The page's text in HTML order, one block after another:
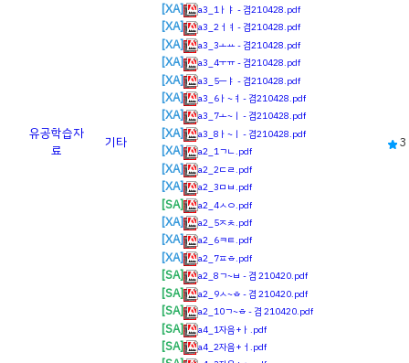
유공학습자
료
기타
[XA] a3_1ㅏㅑ - 겸210428.pdf
[XA] a3_2ㅓㅕ - 겸210428.pdf
[XA] a3_3ㅗㅛ - 겸210428.pdf
[XA] a3_4ㅜㅠ - 겸210428.pdf
[XA] a3_5ㅡㅑ - 겸210428.pdf
[XA] a3_6ㅏ~ㅕ - 겸210428.pdf
[XA] a3_7ㅗ~ㅣ - 겸210428.pdf
[XA] a3_8ㅏ~ㅣ - 겸210428.pdf
[XA] a2_1ㄱㄴ.pdf
[XA] a2_2ㄷㄹ.pdf
[XA] a2_3ㅁㅂ.pdf
[SA] a2_4ㅅㅇ.pdf
[XA] a2_5ㅈㅊ.pdf
[XA] a2_6ㅋㅌ.pdf
[XA] a2_7ㅍㅎ.pdf
[SA] a2_8ㄱ~ㅂ - 겸 210420.pdf
[SA] a2_9ㅅ~ㅎ - 겸 210420.pdf
[SA] a2_10ㄱ~ㅎ - 겸 210420.pdf
[SA] a4_1자음+ㅏ.pdf
[SA] a4_2자음+ㅓ.pdf
3